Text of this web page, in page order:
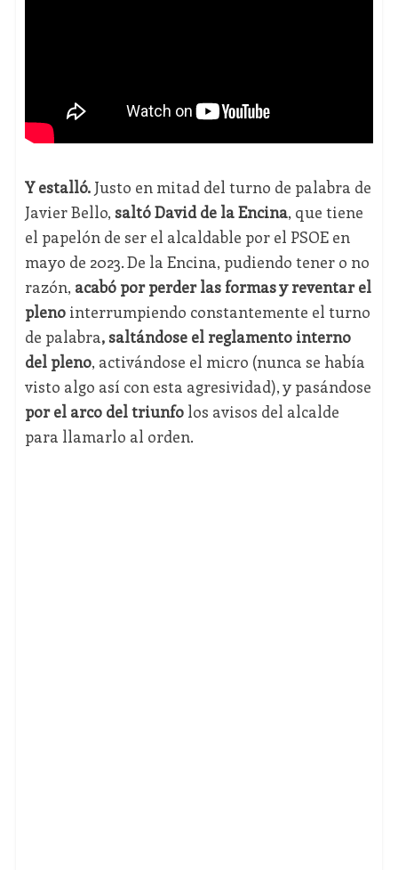
Y estalló.Justo en mitad del turno de palabra de
Javier Bello, saltó David de la Encina, que tiene
el papelón de ser el alcaldable por el PSOE en
mayo de 2023. De la Encina, pudiendo tener o no
razón, acabó por perder las formas y reventar el
plenointerrumpiendo constantemente el turno
de palabra, saltándose el reglamento interno
del pleno, activándose el micro (nunca se había
visto algo así con esta agresividad), y pasándose
por el arco del triunfolos avisos del alcalde
para llamarlo al orden.